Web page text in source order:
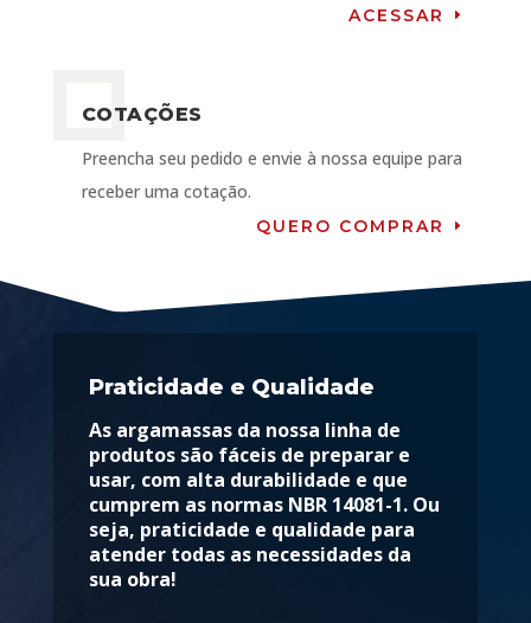
ACESSAR
COTAÇÕES
Preencha seu pedido e envie à nossa equipe para
receber uma cotação.
QUERO COMPRAR
Praticidade e Qualidade
As argamassas da nossa linha de
produtos são fáceis de preparar e
usar, com alta durabilidade e que
cumprem as normas NBR 14081-1. Ou
seja, praticidade e qualidade para
atender todas as necessidades da
sua obra!